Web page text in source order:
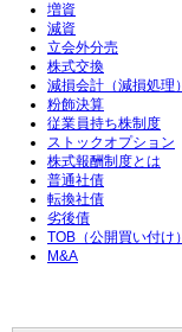
増資
減資
立会外分売
株式交換
減損会計（減損処理）
粉飾決算
従業員持ち株制度
ストックオプション
株式報酬制度とは
普通社債
転換社債
劣後債
TOB（公開買い付け）
M&A